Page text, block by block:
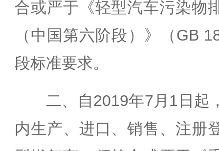
合或严于《轻型汽车污染物
（中国第六阶段）》（GB
段标准要求。
二、自2019年7月1日起
内生产、进口、销售、注册